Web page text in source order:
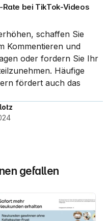
bei TikTok-Videos
schaffen Sie
Kommentieren und
oder fordern Sie Ihr
Häufige
fördert auch das
gefallen